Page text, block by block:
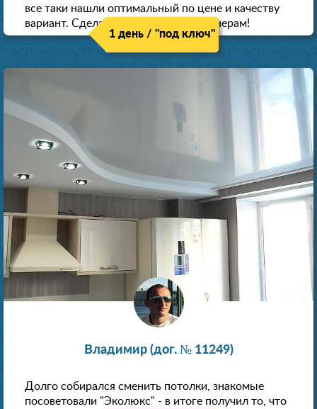
все таки нашли оптимальный по цене и качеству
вариант. Сделали скидку как пенсионерам!
1 день / "под ключ"
Владимир (дог. № 11249)
Долго собирался сменить потолки, знакомые
посоветовали "Эколюкс" - в итоге получил то, что